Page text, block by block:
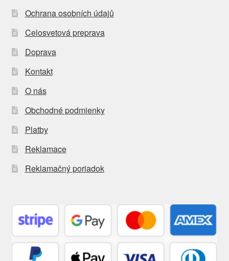
Ochrana osobních údajů
Celosvetová preprava
Doprava
Kontakt
O nás
Obchodné podmienky
Platby
Reklamace
Reklamačný poriadok